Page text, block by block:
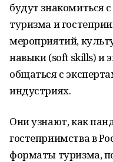
будут знакомиться
туризма и
мероприятий,
навыки (soft skills) и
общаться с
индустриях.
Они узнают, как
гостеприимства в
форматы туризма,